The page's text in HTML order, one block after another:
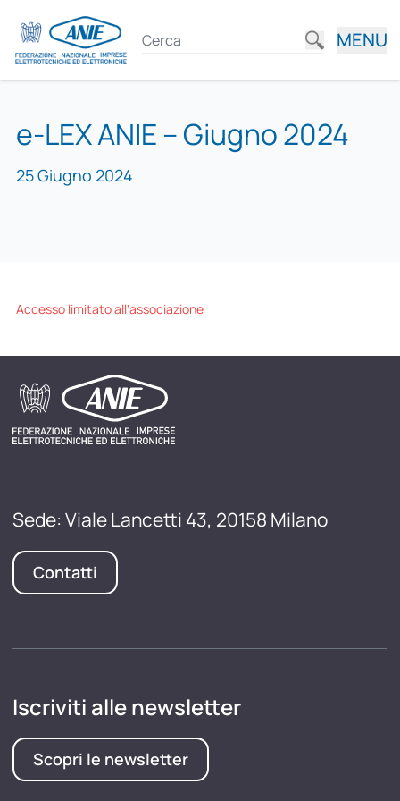
MENU
e-LEX ANIE – Giugno 2024
25 Giugno 2024
Accesso limitato all'associazione
Sede: Viale Lancetti 43, 20158 Milano
Contatti
Iscriviti alle newsletter
Scopri le newsletter